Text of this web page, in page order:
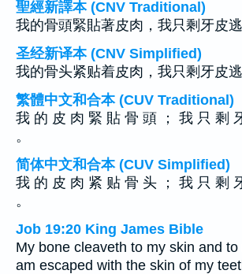
聖經新譯本 (CNV Traditional)
我的骨頭緊貼著皮肉，我只剩牙皮逃
圣经新译本 (CNV Simplified)
我的骨头紧贴着皮肉，我只剩牙皮逃
繁體中文和合本 (CUV Traditional)
我 的 皮 肉 緊 貼 骨 頭 ； 我 只 剩
。
简体中文和合本 (CUV Simplified)
我 的 皮 肉 紧 贴 骨 头 ； 我 只 剩
。
Job 19:20 King James Bible
My bone cleaveth to my skin and
am escaped with the skin of my